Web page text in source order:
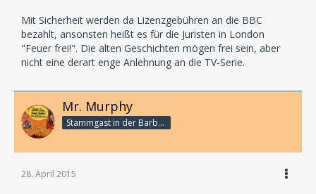
Mit Sicherheit werden da Lizenzgebühren an die BBC
bezahlt, ansonsten heißt es für die Juristen in London
"Feuer frei!". Die alten Geschichten mögen frei sein, aber
nicht eine derart enge Anlehnung an die TV-Serie.
Mr. Murphy
Stammgast in der Barbarabar
28. April 2015